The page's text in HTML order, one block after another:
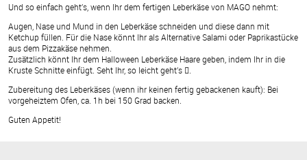
Und so einfach geht’s, wenn Ihr dem fertigen Leberkäse von MAGO nehmt:
Augen, Nase und Mund in den Leberkäse schneiden und diese dann mit
Ketchup füllen. Für die Nase könnt Ihr als Alternative Salami oder Paprikastücke
aus dem Pizzakäse nehmen.
Zusätzlich könnt Ihr dem Halloween Leberkäse Haare geben, indem Ihr in die
Kruste Schnitte einfügt. Seht Ihr, so leicht geht’s .
Zubereitung des Leberkäses (wenn ihr keinen fertig gebackenen kauft): Bei
vorgeheiztem Ofen, ca. 1h bei 150 Grad backen.
Guten Appetit!